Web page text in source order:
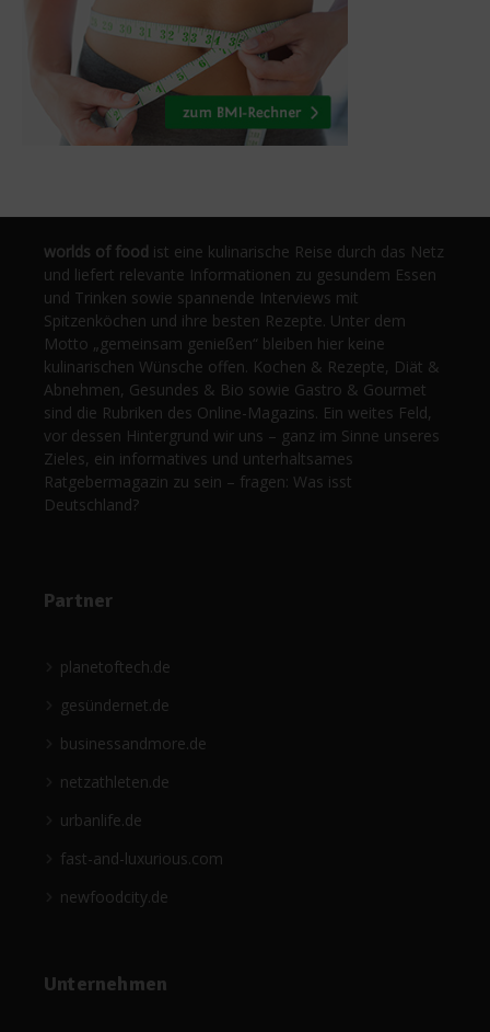
worlds of food ist eine kulinarische Reise durch das Netz
und liefert relevante Informationen zu gesundem Essen
und Trinken sowie spannende Interviews mit
Spitzenköchen und ihre besten Rezepte. Unter dem
Motto „gemeinsam genießen“ bleiben hier keine
kulinarischen Wünsche offen. Kochen & Rezepte, Diät &
Abnehmen, Gesundes & Bio sowie Gastro & Gourmet
sind die Rubriken des Online-Magazins. Ein weites Feld,
vor dessen Hintergrund wir uns – ganz im Sinne unseres
Zieles, ein informatives und unterhaltsames
Ratgebermagazin zu sein – fragen: Was isst
Deutschland?
Partner
planetoftech.de
gesündernet.de
businessandmore.de
netzathleten.de
urbanlife.de
fast-and-luxurious.com
newfoodcity.de
Unternehmen